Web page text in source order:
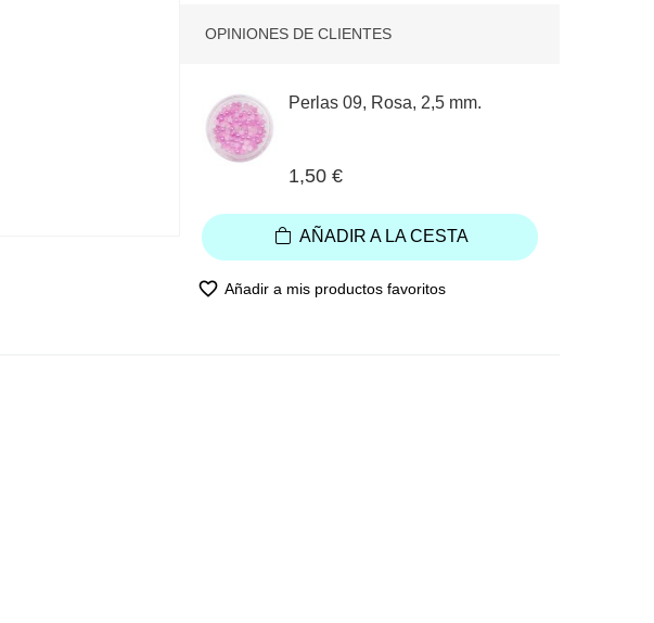
OPINIONES DE CLIENTES
Perlas 09, Rosa, 2,5 mm.
1,50 €
AÑADIR A LA CESTA
favorite_border Añadir a mis productos favoritos